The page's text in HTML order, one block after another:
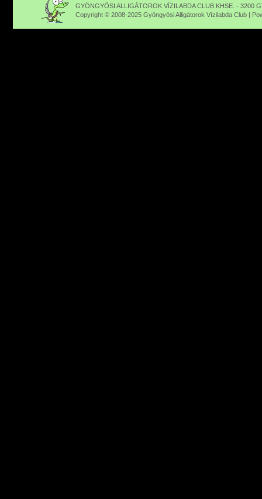
GYÖNGYÖSI ALLIGÁTOROK VÍZILABDA CLUB KHSE. - 3200
Copyright © 2008-2025 Gyöngyösi Alligátorok Vízilabda Club |